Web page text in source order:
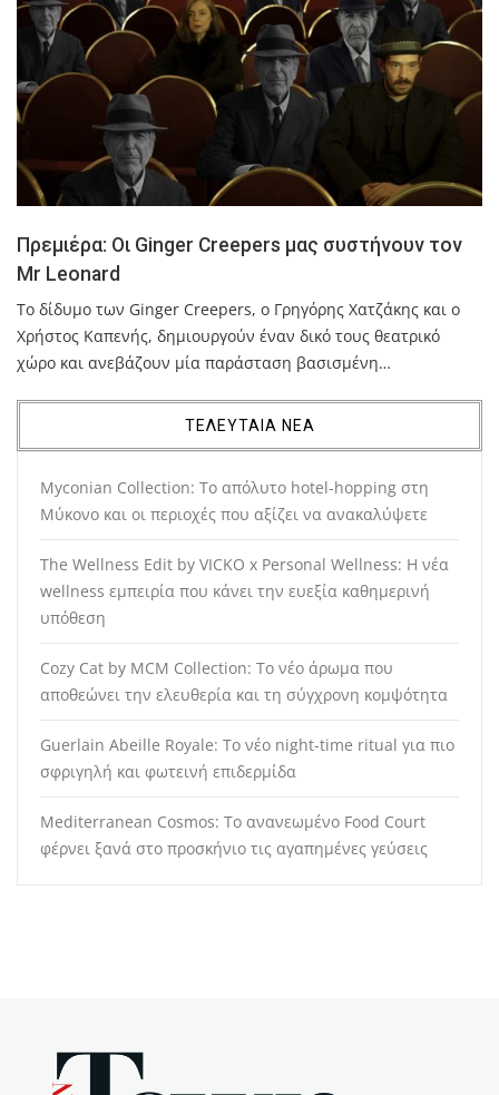
Πρεμιέρα: Οι Ginger Creepers μας συστήνουν τον
Mr Leonard
Το δίδυμο των Ginger Creepers, ο Γρηγόρης Χατζάκης και ο
Χρήστος Καπενής, δημιουργούν έναν δικό τους θεατρικό
χώρο και ανεβάζουν μία παράσταση βασισμένη…
ΤΕΛΕΥΤΑΙΑ ΝΕΑ
Myconian Collection: Το απόλυτο hotel-hopping στη
Μύκονο και οι περιοχές που αξίζει να ανακαλύψετε
The Wellness Edit by VICKO x Personal Wellness: Η νέα
wellness εμπειρία που κάνει την ευεξία καθημερινή
υπόθεση
Cozy Cat by MCM Collection: Το νέο άρωμα που
αποθεώνει την ελευθερία και τη σύγχρονη κομψότητα
Guerlain Abeille Royale: Το νέο night-time ritual για πιο
σφριγηλή και φωτεινή επιδερμίδα
Mediterranean Cosmos: Το ανανεωμένο Food Court
φέρνει ξανά στο προσκήνιο τις αγαπημένες γεύσεις